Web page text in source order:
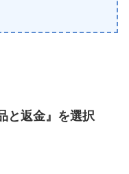
と返金』を選択